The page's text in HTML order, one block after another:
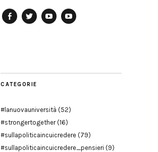
CATEGORIE
#lanuovauniversità (52)
#strongertogether(16)
#sullapoliticaincuicredere (79)
#sullapoliticaincuicredere_pensieri (9)